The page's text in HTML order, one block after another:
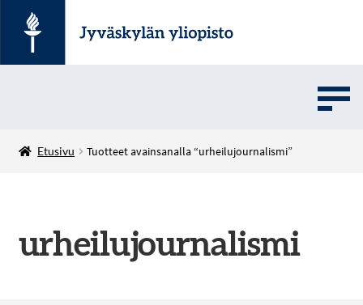
UMOVE
English
Etusivu Tuotteet avainsanalla “urheilujournalismi”
urheilujournalismi